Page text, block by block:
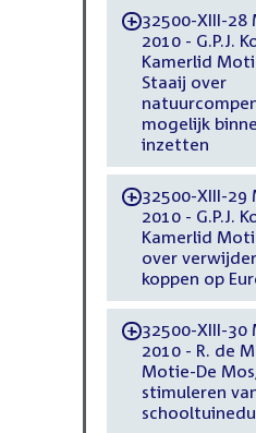
-32500-XIII-28
2010 - G.P.J.
Kamerlid
Staaij over
mogelijk
inzetten
-32500-XIII-29
2010 - G.P.J.
Kamerlid
over
koppen op
-32500-XIII-30
2010 - R. de
Motie-De
stimuleren